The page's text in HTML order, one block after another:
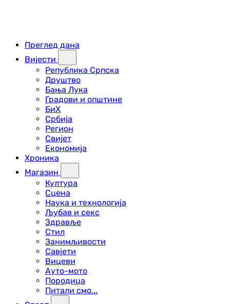
Преглед дана
Вијести
Република Српска
Друштво
Бања Лука
Градови и општине
БиХ
Србија
Регион
Свијет
Економија
Хроника
Магазин
Култура
Сцена
Наука и технологија
Љубав и секс
Здравље
Стил
Занимљивости
Савјети
Вицеви
Ауто-мото
Породица
Питали смо...